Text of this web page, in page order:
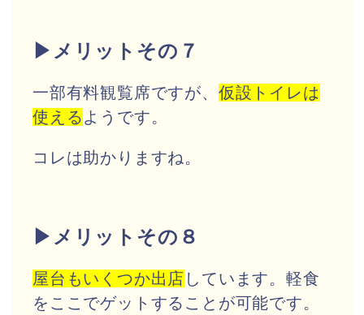
▶メリットその７
一部有料観覧席ですが、 仮設トイレは
使える ようです。
コレは助かりますね。
▶メリットその８
屋台もいくつか出店 しています。軽食
をここでゲットすることが可能です。